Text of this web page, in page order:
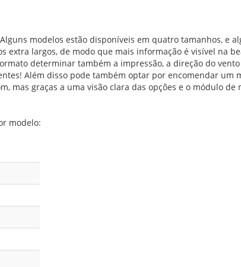
modelos estão disponíveis em quatro tamanhos, e
largos, de modo que mais informação é visível na
determinar também a impressão, a direção do vento
Além disso pode também optar por encomendar um
mas graças a uma visão clara das opções e o módulo de
modelo: